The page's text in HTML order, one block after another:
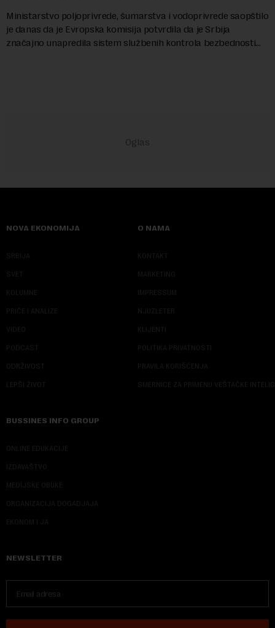
Ministarstvo poljoprivrede, šumarstva i vodoprivrede saopštilo
je danas da je Evropska komisija potvrdila da je Srbija
značajno unapredila sistem službenih kontrola bezbednosti
NOVA EKONOMIJA
SRBIJA
SVET
KOLUMNE
PRIČE I ANALIZE
VIDEO
PODCAST
ODRŽIVOST
LEPŠI ŽIVOT
O NAMA
KONTAKT
MARKETING
IMPRESSUM
NJUZLETER
KLIJENTI
POLITIKA PRIVATNOSTI
PRAVILA KORIŠĆENJA
SMERNICE ZA PRIMENU VEŠTAČKE
BUSSINES INFO GROUP
ONLINE EDUKACIJE
IZDAVAŠTVO
MEDIJSKE OBUKE
ORGANIZACIJA DOGADJAJA
EKONOM I JA
NEWSLETTER